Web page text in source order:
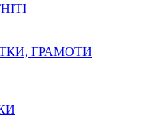
ГРАМОТИ